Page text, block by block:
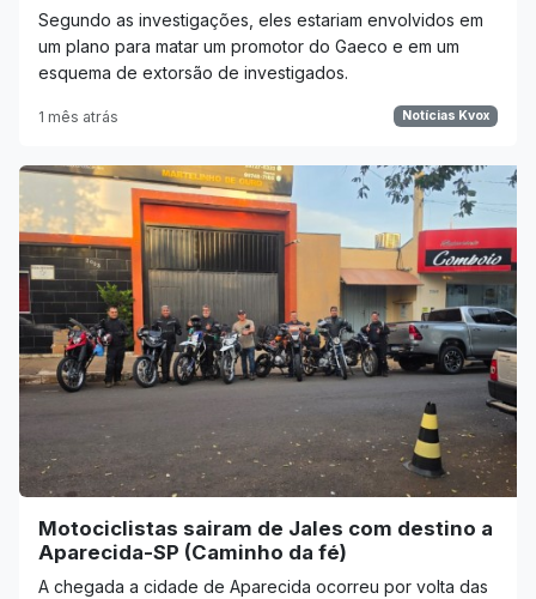
Segundo as investigações, eles estariam envolvidos em
um plano para matar um promotor do Gaeco e em um
esquema de extorsão de investigados.
1 mês atrás Notícias Kvox
Motociclistas sairam de Jales com destino a
Aparecida-SP (Caminho da fé)
A chegada a cidade de Aparecida ocorreu por volta das